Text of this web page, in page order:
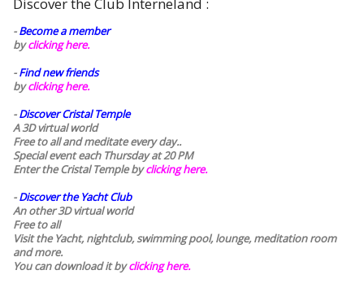
-Become a member
byclicking here.
-Find new friends
byclicking here.
-Discover Cristal Temple
A 3D virtual world
Free to all and meditate every day..
Special event each Thursday at 20 PM
Enter the Cristal Temple byclicking here.
-Discover the Yacht Club
An other 3D virtual world
Free to all
Visit the Yacht, nightclub, swimming pool, lounge, meditation room
and more.
You can download it byclicking here.